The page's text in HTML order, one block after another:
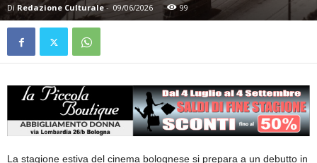
Di Redazione Culturale- 09/06/2026 99
La stagione estiva del cinema bolognese si prepara a un debutto in